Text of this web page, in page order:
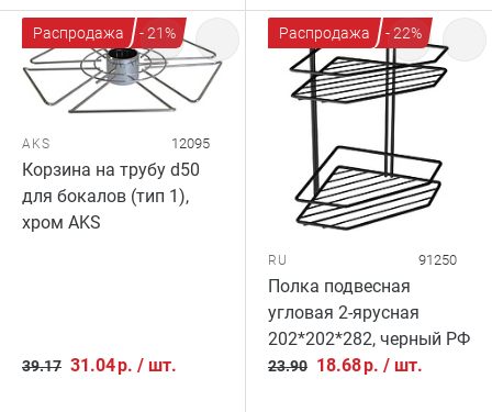
Распродажа - 21%
AKS 12095
Корзина на трубу d50
для бокалов (тип 1),
хром AKS
39.17 31.04р. / шт.
Распродажа - 22%
RU 91250
Полка подвесная
угловая 2-ярусная
202*202*282, черный РФ
23.90 18.68р. / шт.